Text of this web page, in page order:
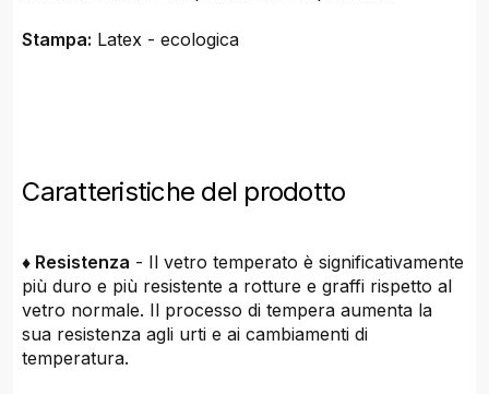
Stampa: Latex - ecologica
Caratteristiche del prodotto
♦ Resistenza - Il vetro temperato è significativamente
più duro e più resistente a rotture e graffi rispetto al
vetro normale. Il processo di tempera aumenta la
sua resistenza agli urti e ai cambiamenti di
temperatura.